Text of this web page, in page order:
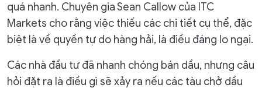
quá nhanh. Chuyên gia Sean Callow của ITC
Markets cho rằng việc thiếu các chi tiết cụ thể, đặc
biệt là về quyền tự do hàng hải, là điều đáng lo ngại.
Các nhà đầu tư đã nhanh chóng bán dầu, nhưng câu
hỏi đặt ra là điều gì sẽ xảy ra nếu các tàu chở dầu